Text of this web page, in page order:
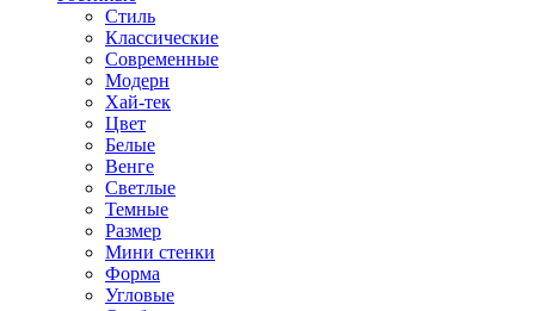
Стиль
Классические
Современные
Модерн
Хай-тек
Цвет
Белые
Венге
Светлые
Темные
Размер
Мини стенки
Форма
Угловые